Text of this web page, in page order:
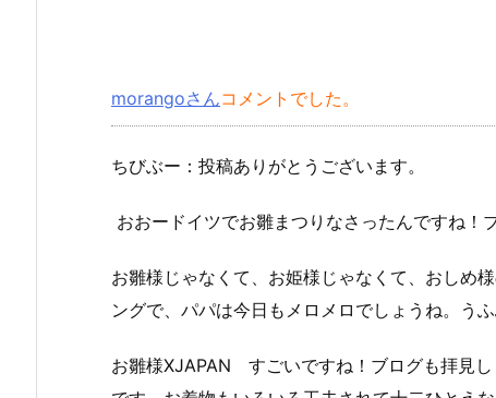
morangoさんコメントでした。
ちびぶー：投稿ありがとうございます。
おおードイツでお雛まつりなさったんですね！
お雛様じゃなくて、お姫様じゃなくて、おしめ
ングで、パパは今日もメロメロでしょうね。うふ
お雛様ⅩJAPAN すごいですね！ブログも拝見